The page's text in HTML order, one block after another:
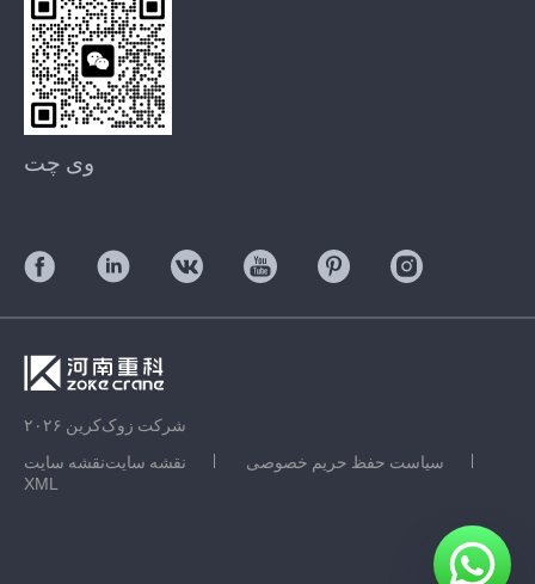
وی چت
شرکت زوک‌کرین ۲۰۲۶
سیاست حفظ حریم خصوصی
نقشه سایتنقشه سایت
XML